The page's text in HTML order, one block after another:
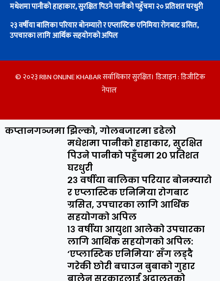
मधेशमा पानीको हाहाकार, सुरक्षित पिउने पानीको पहुँचमा २० प्रतिशत घरधुरी
२३ वर्षीया बालिका परियार बोनम्यारो र एप्लास्टिक एनिमिया रोगबाट ग्रसित,
उपचारका लागि आर्थिक सहयोगको अपिल
© २०२३ RBN ONLINE KHABAR सर्वाधिकार सुरक्षित। डिजाइन :डिजीटिक
नेपाल
कप्तानगञ्जमा झिल्को, गोलबजारमा डढेलो
मधेशमा पानीको हाहाकार, सुरक्षित
पिउने पानीको पहुँचमा २० प्रतिशत
घरधुरी
२३ वर्षीया बालिका परियार बोनम्यारो
र एप्लास्टिक एनिमिया रोगबाट
ग्रसित, उपचारका लागि आर्थिक
सहयोगको अपिल
१३ वर्षीया आयुशा आलेको उपचारका
लागि आर्थिक सहयोगको अपिल:
‘एप्लास्टिक एनिमिया’ सँग लड्दै
गरेकी छोरी बचाउन बुबाको गुहार
बालेन सरकारलाई अदालतको